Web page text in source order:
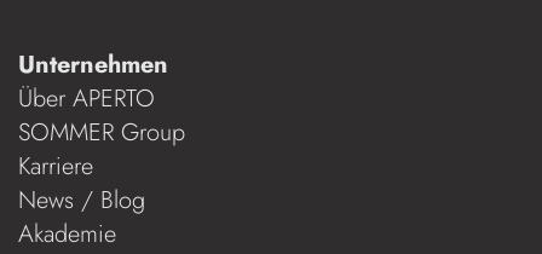
Unternehmen
Über APERTO
SOMMER Group
Karriere
News / Blog
Akademie